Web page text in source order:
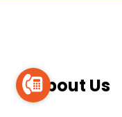
About Us